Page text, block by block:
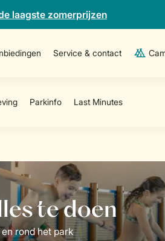
laagste zomerprijzen
Service & contact